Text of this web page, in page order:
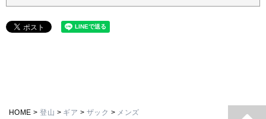
HOME 登山 ギア ザック
メンズ